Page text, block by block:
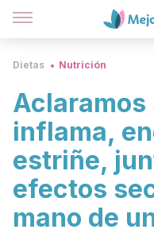
Dietas Nutrición
Aclaramos
inflama,
estriñe,
efectos
mano de